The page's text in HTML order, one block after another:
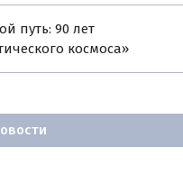
путь: 90 лет
космоса»